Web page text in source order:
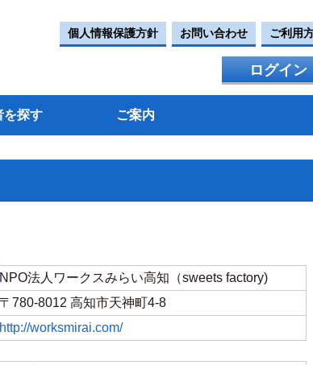
個人情報保護方針 お問い合わせ ご利用
ログイン
を探す ご案内
NPO法人ワークスみらい高知（sweets factory)
〒780-8012 高知市天神町4-8
http://worksmirai.com/